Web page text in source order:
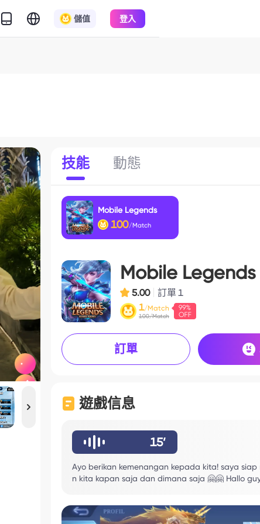
儲值 登入
技能 動態
Mobile Legends
100/Match
Mobile Legends
5.00 訂單 1
1/Match
100/Match
訂單
遊戲信息
15’
Ayo berikan kemenangan kepada kita! saya
n kita kapan saja dan dimana saja 🤗🤗 Hallo